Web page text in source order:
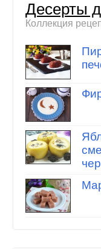
Десерты
Коллекция